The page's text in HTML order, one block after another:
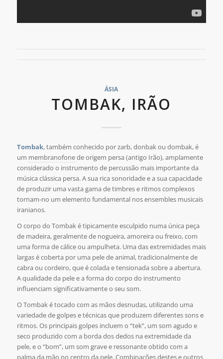
ÁSIA
TOMBAK, IRÃO
Tombak, também conhecido por zarb, donbak ou dombak, é
um membranofonede origem persa (antigo Irão), amplamente
considerado o instrumento de percussão mais importante da
música clássica persa. A sua rica sonoridade e a sua capacidade
de produzir uma vasta gama de timbres e ritmos complexos
tornam-no um elemento fundamental nos ensembles musicais
iranianos.
O corpo do Tombak é tipicamente esculpido numa única peça
de madeira, geralmente de nogueira, amoreira ou freixo, com
uma forma de cálice ou ampulheta. Uma das extremidades mais
largas é coberta por uma pele de animal, tradicionalmente de
cabra ou cordeiro, que é colada e tensionada sobre a abertura.
A qualidade da pele e a forma do corpo do instrumento
influenciam significativamente o seu som.
O Tombak é tocado com as mãos desnudas, utilizando uma
variedade de golpes e técnicas que produzem diferentes sons e
ritmos. Os principais golpes incluem o “tek”, um som agudo e
seco produzido com a borda dos dedos na extremidade da
pele, e o “bom”, um som grave e ressonante obtido com a
palma da mão no centro da pele. Combinações destes e outros